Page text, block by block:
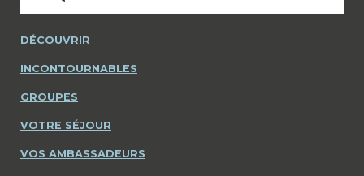
DÉCOUVRIR
INCONTOURNABLES
GROUPES
VOTRE SÉJOUR
VOS AMBASSADEURS